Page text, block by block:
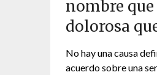
nombre
dolorosa
No hay una causa
acuerdo sobre una